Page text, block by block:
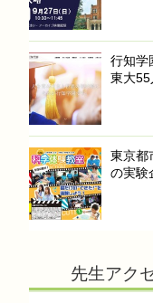
行知学
東大55
東京都
の実
先生アク